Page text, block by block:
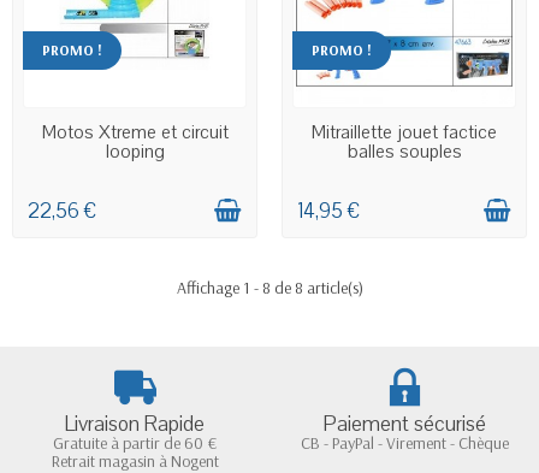
PROMO !
EN STOCK
Motos Xtreme et circuit
looping
22,56 €
PROMO !
EN STOCK
Mitraillette jouet factice
balles souples
14,95 €
Affichage 1 - 8 de 8 article(s)
Livraison Rapide
Gratuite à partir de 60 €
Retrait magasin à Nogent
Paiement sécurisé
CB - PayPal - Virement - Chèque